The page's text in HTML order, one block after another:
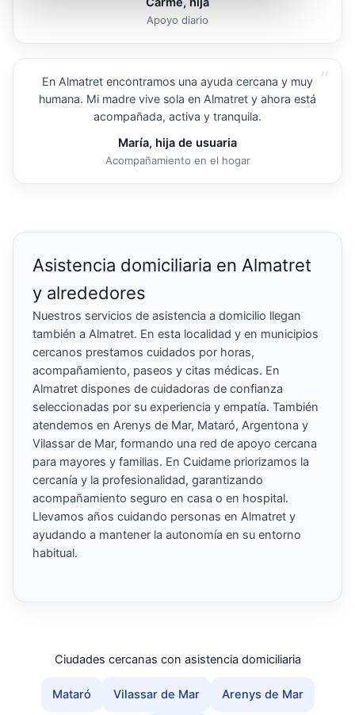
Apoyo diario
“
En Almatret encontramos una ayuda cercana y muy
humana. Mi madre vive sola en Almatret y ahora está
acompañada, activa y tranquila.
María, hija de usuaria
Acompañamiento en el hogar
Asistencia domiciliaria en Almatret
y alrededores
Nuestros servicios de asistencia a domicilio llegan
también a Almatret. En esta localidad y en municipios
cercanos prestamos cuidados por horas,
acompañamiento, paseos y citas médicas. En
Almatret dispones de cuidadoras de confianza
seleccionadas por su experiencia y empatía. También
atendemos en Arenys de Mar, Mataró, Argentona y
Vilassar de Mar, formando una red de apoyo cercana
para mayores y familias. En Cuidame priorizamos la
cercanía y la profesionalidad, garantizando
acompañamiento seguro en casa o en hospital.
Llevamos años cuidando personas en Almatret y
ayudando a mantener la autonomía en su entorno
habitual.
Ciudades cercanas con asistencia domiciliaria
Mataró Vilassar de Mar Arenys de Mar